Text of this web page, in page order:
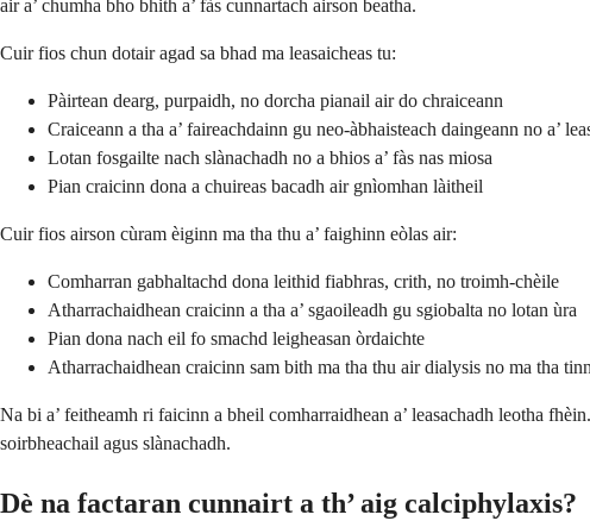
air a’ chumha bho bhith a’ fàs cunnartach airson beatha.
Cuir fios chun dotair agad sa bhad ma leasaicheas tu:
Pàirtean dearg, purpaidh, no dorcha pianail air do chraiceann
Craiceann a tha a’ faireachdainn gu neo-àbhaisteach daingeann no a’
Lotan fosgailte nach slànachadh no a bhios a’ fàs nas miosa
Pian craicinn dona a chuireas bacadh air gnìomhan làitheil
Cuir fios airson cùram èiginn ma tha thu a’ faighinn eòlas air:
Comharran gabhaltachd dona leithid fiabhras, crith, no troimh-chèile
Atharrachaidhean craicinn a tha a’ sgaoileadh gu sgiobalta no lotan ùra
Pian dona nach eil fo smachd leigheasan òrdaichte
Atharrachaidhean craicinn sam bith ma tha thu air dialysis no ma tha
Na bi a’ feitheamh ri faicinn a bheil comharraidhean a’ leasachadh leotha
soirbheachail agus slànachadh.
Dè na factaran cunnairt a th’ aig calciphylaxis?